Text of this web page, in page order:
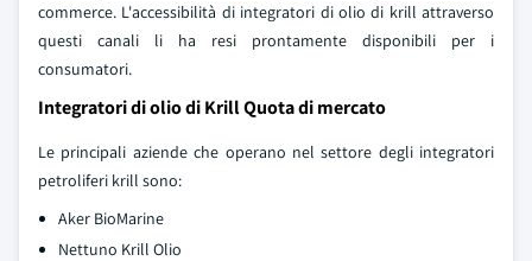
commerce. L'accessibilità di integratori di olio di krill attraverso
questi canali li ha resi prontamente disponibili per i
consumatori.
Integratori di olio di Krill Quota di mercato
Le principali aziende che operano nel settore degli integratori
petroliferi krill sono:
Aker BioMarine
Nettuno Krill Olio